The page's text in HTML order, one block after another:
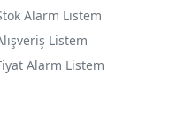
Alarm Listem
Listem
Alarm Listem